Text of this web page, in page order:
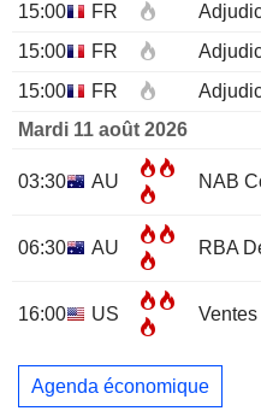
15:00
FR
15:00
FR
15:00
FR
Mardi 11 août 2026
03:30 AU
06:30 AU
16:00 US
Agenda économique